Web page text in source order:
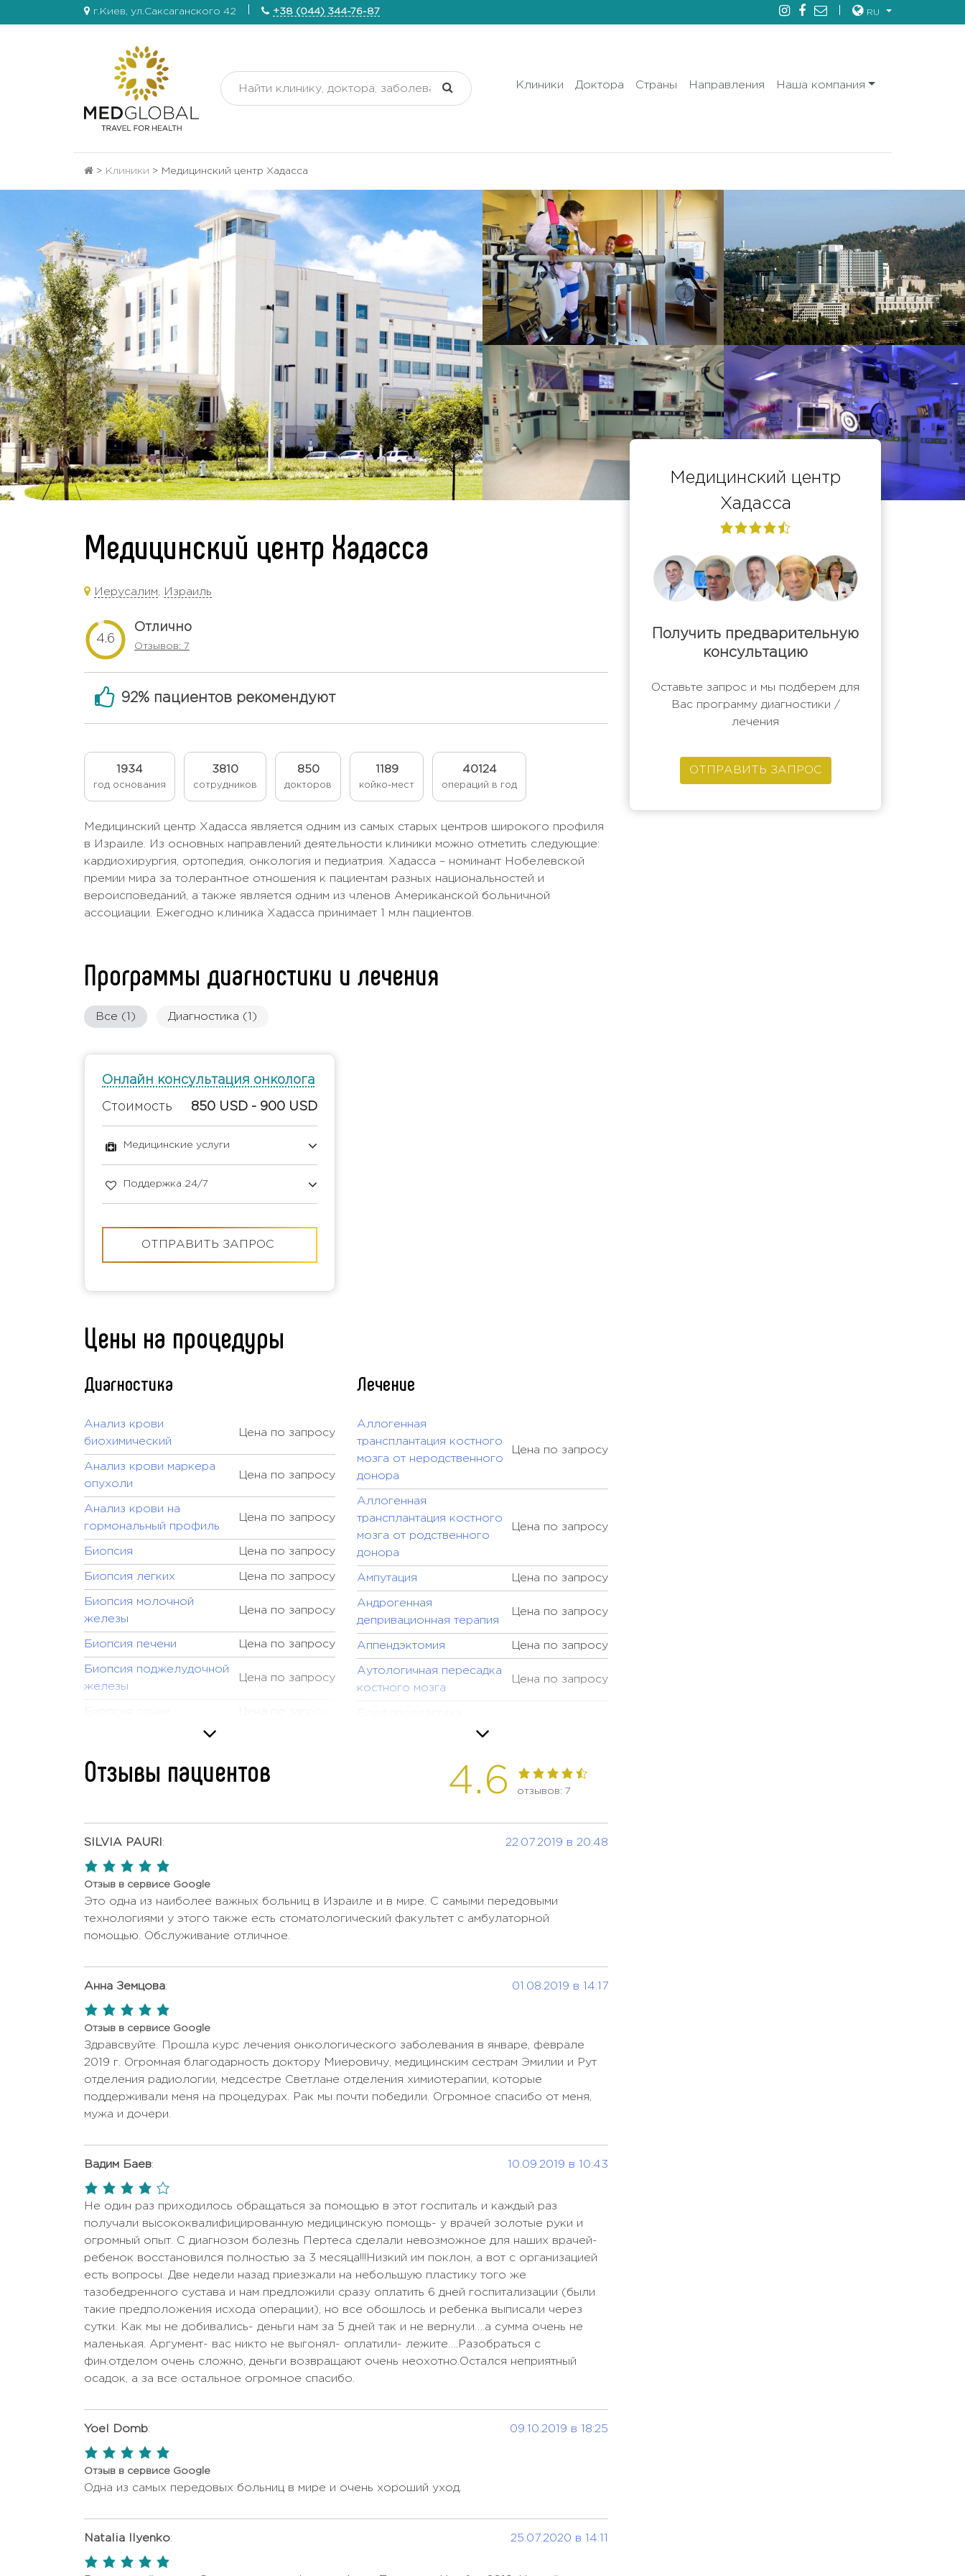
г.Киев, ул.Саксаганского 42 +38 (044) 344-76-87 RU
Клиники Доктора Страны Направления Наша компания
> Клиники > Медицинский центр Хадасса
Медицинский центр Хадасса
Иерусалим, Израиль
4.6
Отлично
Отзывов: 7
92% пациентов рекомендуют
1934
год основания
3810
сотрудников
850
докторов
1189
койко-мест
40124
операций в год
Медицинский центр Хадасса является одним из самых старых центров широкого профиля
в Израиле. Из основных направлений деятельности клиники можно отметить следующие:
кардиохирургия, ортопедия, онкология и педиатрия. Хадасса – номинант Нобелевской
премии мира за толерантное отношения к пациентам разных национальностей и
вероисповеданий, а также является одним из членов Американской больничной
ассоциации. Ежегодно клиника Хадасса принимает 1 млн пациентов.
Программы диагностики и лечения
Все (1) Диагностика (1)
Онлайн консультация онколога
Стоимость 850 USD - 900 USD
Медицинские услуги
Поддержка 24/7
ОТПРАВИТЬ ЗАПРОС
Цены на процедуры
Диагностика
Анализ крови
биохимический
Цена по запросу
Анализ крови маркера
опухоли
Цена по запросу
Анализ крови на
гормональный профиль
Цена по запросу
Биопсия Цена по запросу
Биопсия легких Цена по запросу
Биопсия молочной
железы
Цена по запросу
Биопсия печени Цена по запросу
Биопсия поджелудочной
железы
Цена по запросу
Биопсия щитовидной
Визуальные вызванные
Генетический скрининг Цена по запросу
Женский осмотр
Комплексная диагностика
лейкоза
Консультация
дерматолога
Цена по запросу
Консультация
офтальмолога
Консультация
пульмонолога
Цена по запросу
Консультация с
составлением плана
лечения
Консультация уролога Цена по запросу
Консультация хирурга Цена по запросу
КТ (компьютерная
томография)
Цена по запросу
Цена по запросу
КТ тазовой области Цена по запросу
Лабораторные анализы
МРТ головного мозга и
контрастом
МРТ одной области Цена по запросу
Онлайн консультация
Лечение
Аллогенная
трансплантация костного
мозга от неродственного
донора
Цена по запросу
Аллогенная
трансплантация костного
мозга от родственного
донора
Цена по запросу
Ампутация Цена по запросу
Андрогенная
депривационная терапия
Цена по запросу
Аппендэктомия Цена по запросу
Аутологичная пересадка
костного мозга
Цена по запросу
Брахитерапия при раке
Цена по запросу
Внутриартериальная
матки)
Цена по запросу
Иммунотерапия
Кейтрудой
(Пембролизумаб)
Цена по запросу
Иссечение лимфатических
Колэктомия (резекция
Коронарное
стентирование
Цена по запросу
Коронарное
шунтирование
Цена по запросу
Ларингэктомия Цена по запросу
Лобэктомия (удаление
доли легкого)
Цена по запросу
Лучевая терапия при
Лучевая терапия при раке
Медикаментозное
Отзывы пациентов 4.6
4,6
rating
отзывов: 7
SILVIA PAURI : 22.07.2019 в 20:48
5,0
rating
Отзыв в сервисе Google
Это одна из наиболее важных больниц в Израиле и в мире. С самыми передовыми
технологиями у этого также есть стоматологический факультет с амбулаторной
помощью. Обслуживание отличное.
Анна Земцова: 01.08.2019 в 14:17
5,0
rating
Отзыв в сервисе Google
Здравсвуйте. Прошла курс лечения онкологического заболевания в январе, феврале
2019 г. Огромная благодарность доктору Миеровичу, медицинским сестрам Эмилии и Рут
отделения радиологии, медсестре Светлане отделения химиотерапии, которые
поддерживали меня на процедурах. Рак мы почти победили. Огромное спасибо от меня,
мужа и дочери.
Вадим Баев: 10.09.2019 в 10:43
4,0
rating
Не один раз приходилось обращаться за помощью в этот госпиталь и каждый раз
получали высококвалифицированную медицинскую помощь- у врачей золотые руки и
огромный опыт. С диагнозом болезнь Пертеса сделали невозможное для наших врачей-
ребенок восстановился полностью за 3 месяца!!!Низкий им поклон, а вот с организацией
есть вопросы. Две недели назад приезжали на небольшую пластику того же
тазобедренного сустава и нам предложили сразу оплатить 6 дней госпитализации (были
такие предположения исхода операции), но все обошлось и ребенка выписали через
сутки. Как мы не добивались- деньги нам за 5 дней так и не вернули….а сумма очень не
маленькая. Аргумент- вас никто не выгонял- оплатили- лежите….Разобраться с
фин.отделом очень сложно, деньги возвращают очень неохотно.Остался неприятный
осадок, а за все остальное огромное спасибо.
Yoel Domb: 09.10.2019 в 18:25
5,0
rating
Отзыв в сервисе Google
Одна из самых передовых больниц в мире и очень хороший уход.
Natalia Ilyenko: 25.07.2020 в 14:11
5,0
Медицинский центр
Хадасса
4,6
Получить предварительную
консультацию
Оставьте запрос и мы подберем для
Вас программу диагностики /
лечения
ОТПРАВИТЬ ЗАПРОС